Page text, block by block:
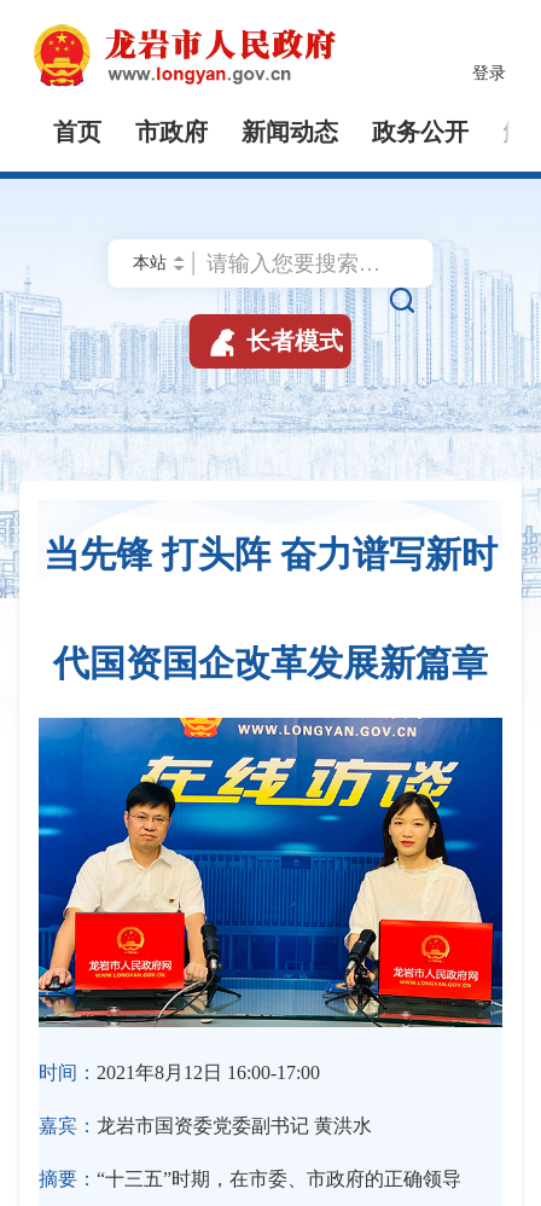
登录
首页 市政府 新闻动态 政务公开 解

 长者模式
当先锋 打头阵 奋力谱写新时
代国资国企改革发展新篇章
时间： 2021年8月12日 16:00-17:00
嘉宾： 龙岩市国资委党委副书记 黄洪水
摘要： “十三五”时期，在市委、市政府的正确领导